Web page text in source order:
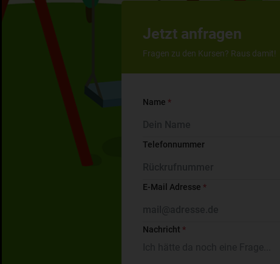
Jetzt anfragen
Fragen zu den Kursen? Raus damit!
Name *
Telefonnummer
E-Mail Adresse *
Nachricht *